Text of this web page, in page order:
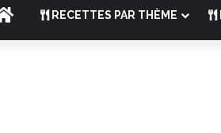
ACCUEILRECETTES PAR THÈME